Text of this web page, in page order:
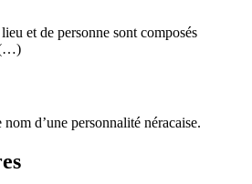
et de personne sont composés
(…)
d’une personnalité néracaise.